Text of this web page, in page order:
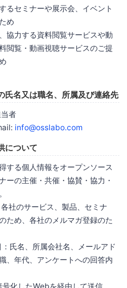
るセミナーや展示会、イベント
め
協力する資料閲覧サービスや動
閲覧・動画視聴サービスのご提
氏名又は職名、所属及び連絡先
者
info@osslabo.com
について
する個人情報をオープンソース
ーの主催・共催・協賛・協力・
社のサービス、製品、セミナ
ため、各社のメルマガ登録のた
氏名、所属会社名、メールアド
、年代、アンケートへの回答内